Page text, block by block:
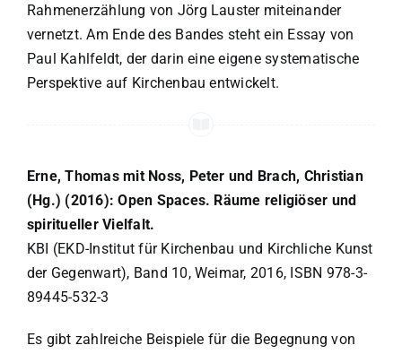
Rahmenerzählung von Jörg Lauster miteinander
vernetzt. Am Ende des Bandes steht ein Essay von
Paul Kahlfeldt, der darin eine eigene systematische
Perspektive auf Kirchenbau entwickelt.
Erne, Thomas mit Noss, Peter und Brach, Christian
(Hg.) (2016): Open Spaces. Räume religiöser und
spiritueller Vielfalt.
KBI (EKD-Institut für Kirchenbau und Kirchliche Kunst
der Gegenwart), Band 10, Weimar, 2016, ISBN 978-3-
89445-532-3
Es gibt zahlreiche Beispiele für die Begegnung von